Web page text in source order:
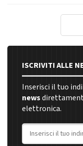
ISCRIVITI ALLE
Inserisci il tuo
news
elettronica.
Indirizzo email